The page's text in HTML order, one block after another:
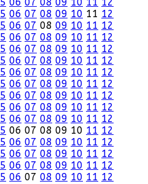
06 07 08 09 10 11 12
06 07 08 09 10 11 12
06 07 08 09 10 11 12
06 07 08 09 10 11 12
06 07 08 09 10 11 12
06 07 08 09 10 11 12
06 07 08 09 10 11 12
06 07 08 09 10 11 12
06 07 08 09 10 11 12
06 07 08 09 10 11 12
06 07 08 09 10 11 12
06 07 08 09 10 11 12
06 07 08 09 10 11 12
06 07 08 09 10 11 12
06 07 08 09 10 11 12